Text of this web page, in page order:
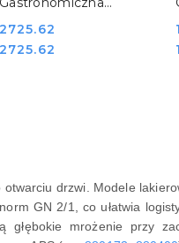
2000 mm 10x GN 1/4
Stalgast 834141
Cena:
2725.62
Cena:
2725.62
drzwi. Modele
GN 2/1, co ułatwia
głębokie mrożenie przy